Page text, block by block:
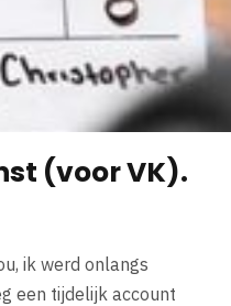
(voor VK).
ik werd onlangs
een tijdelijk account